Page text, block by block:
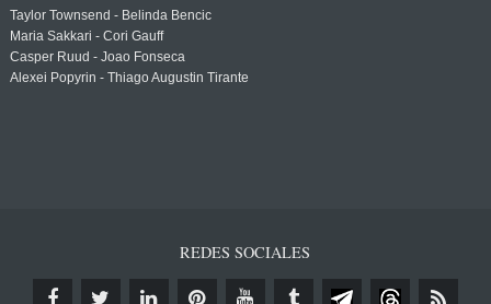
Taylor Townsend - Belinda Bencic
Maria Sakkari - Cori Gauff
Casper Ruud - Joao Fonseca
Alexei Popyrin - Thiago Augustin Tirante
REDES SOCIALES